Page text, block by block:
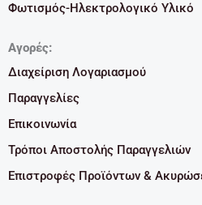
Φωτισμός-Ηλεκτρολογικό Υλικό
Αγορές:
Διαχείριση Λογαριασμού
Παραγγελίες
Επικοινωνία
Τρόποι Αποστολής Παραγγελιών
Επιστροφές Προϊόντων &